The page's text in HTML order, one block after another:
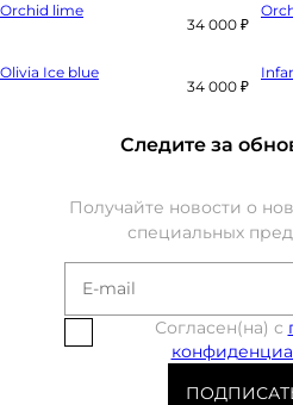
Orchid lime
34 000 ₽
Olivia Ice blue
34 000 ₽
Следите за
Получайте новости о
специальных
Согласен(на) с